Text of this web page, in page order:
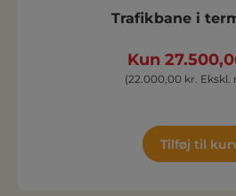
Trafikbane i
Kun
(22.000,00 kr. Ekskl.
Tilføj til